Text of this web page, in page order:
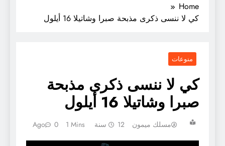
Home
كي لا ننسى ذكرى مذبحة صبرا وشاتيلا 16 أيلول
منوعات
كي لا ننسى ذكرى مذبحة
صبرا وشاتيلا 16 أيلول
مسلك ميمون 12 سنة Ago 0 1 Mins